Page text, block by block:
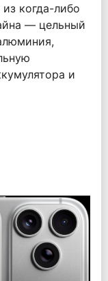
когда-либо
— цельный
и